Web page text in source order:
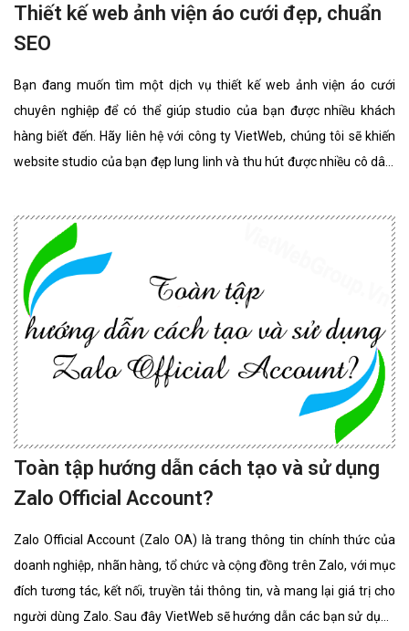
Thiết kế web ảnh viện áo cưới đẹp, chuẩn
SEO
Bạn đang muốn tìm một dịch vụ thiết kế web ảnh viện áo cưới
chuyên nghiệp để có thể giúp studio của bạn được nhiều khách
hàng biết đến. Hãy liên hệ với công ty VietWeb, chúng tôi sẽ khiến
website studio của bạn đẹp lung linh và thu hút được nhiều cô dâu,
Toàn tập hướng dẫn cách tạo và sử dụng
Zalo Official Account?
Zalo Official Account (Zalo OA) là trang thông tin chính thức của
doanh nghiệp, nhãn hàng, tổ chức và cộng đồng trên Zalo, với mục
đích tương tác, kết nối, truyền tải thông tin, và mang lại giá trị cho
người dùng Zalo. Sau đây VietWeb sẽ hướng dẫn các bạn sử dụng